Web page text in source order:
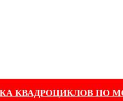
КВАДРОЦИКЛОВ ПО